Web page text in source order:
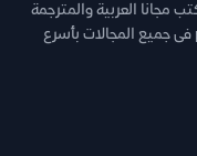
مجانا العربية والمترجمة
والروايات والقصص وغيرها من كتب مجانية pdf فى جميع المجالات بأسرع